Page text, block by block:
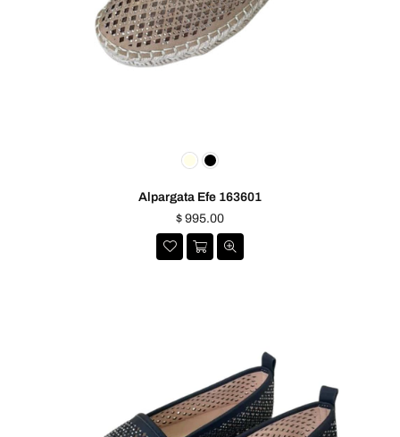
Alpargata Efe 163601
Precio
habitual
$ 995.00